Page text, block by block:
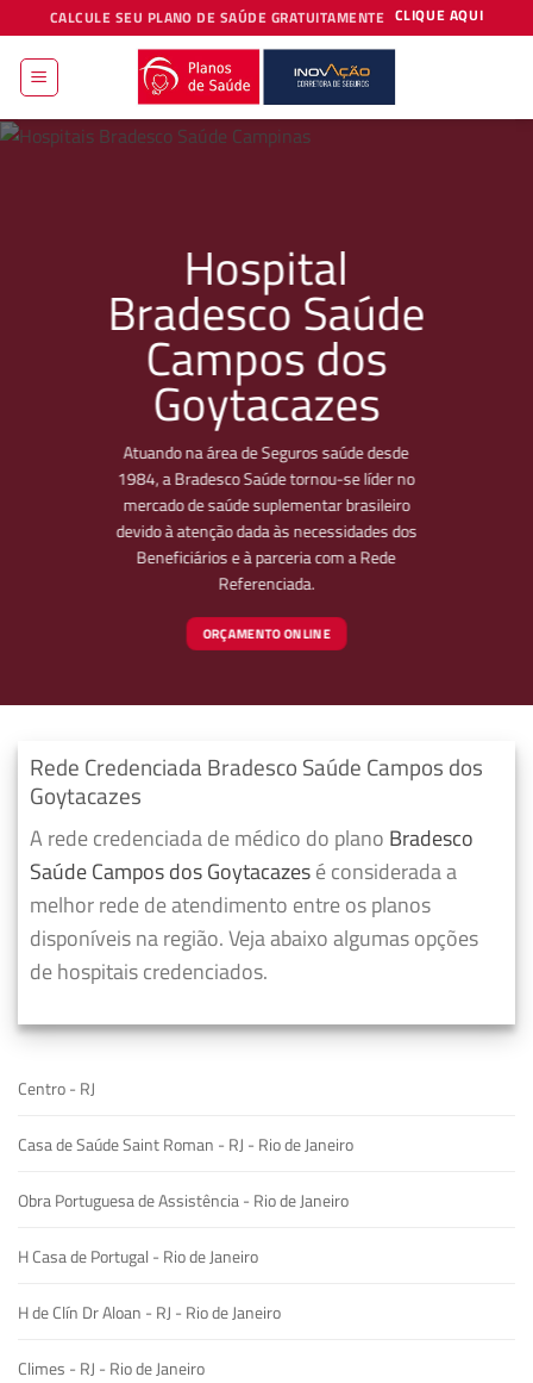
to
content
CALCULE SEU PLANO DE SAÚDE GRATUITAMENTE CLIQUE AQUI
Hospital
Bradesco Saúde
Campos dos
Goytacazes
Atuando na área de Seguros saúde desde
1984, a Bradesco Saúde tornou-se líder no
mercado de saúde suplementar brasileiro
devido à atenção dada às necessidades dos
Beneficiários e à parceria com a Rede
Referenciada.
ORÇAMENTO ONLINE
Rede Credenciada Bradesco Saúde Campos dos
Goytacazes
A rede credenciada de médico do plano Bradesco
Saúde Campos dos Goytacazesé considerada a
melhor rede de atendimento entre os planos
disponíveis na região. Veja abaixo algumas opções
de hospitais credenciados.
Centro - RJ
Casa de Saúde Saint Roman - RJ - Rio de Janeiro
Obra Portuguesa de Assistência - Rio de Janeiro
H Casa de Portugal - Rio de Janeiro
H de Clín Dr Aloan - RJ - Rio de Janeiro
Climes - RJ - Rio de Janeiro